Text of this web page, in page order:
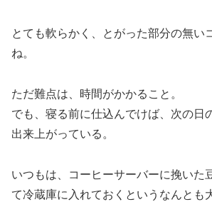
とても軟らかく、とがった部分の無い
ね。
ただ難点は、時間がかかること。
でも、寝る前に仕込んでけば、次の日
出来上がっている。
いつもは、コーヒーサーバーに挽いた
て冷蔵庫に入れておくというなんとも